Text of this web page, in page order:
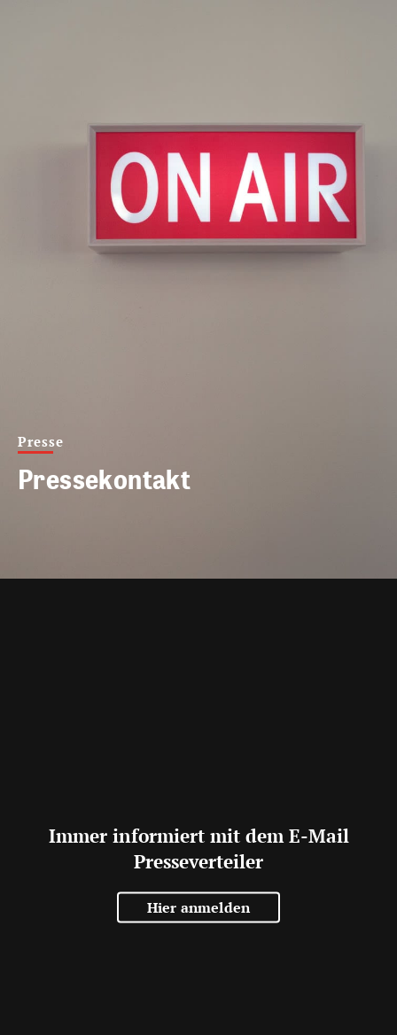
Presse
Pressekontakt
Immer informiert mit dem E-Mail
Presseverteiler
Hier anmelden